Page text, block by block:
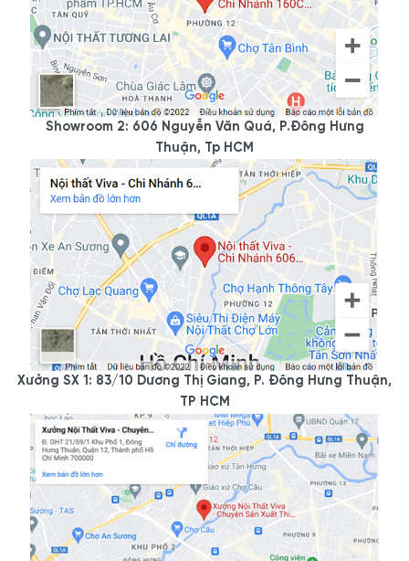
Showroom 2: 606 Nguyễn Văn Quá, P.Đông Hưng
Thuận, Tp HCM
Xưởng SX 1: 83/10 Dương Thị Giang, P. Đông Hưng Thuận,
TP HCM